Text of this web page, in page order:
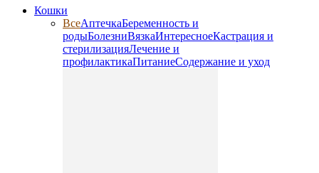
Кошки
ВсеАптечкаБеременность и
родыБолезниВязкаИнтересноеКастрация и
стерилизацияЛечение и
профилактикаПитаниеСодержание и уход